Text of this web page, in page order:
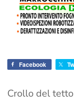
Facebook
Crollo del